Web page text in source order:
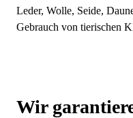
Leder, Wolle, Seide,
Gebrauch von tierischen
Wir